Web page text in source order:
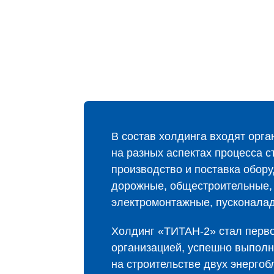
В состав холдинга входят
на разных аспектах процесса
производство и поставка
дорожные,
электромонтажные,
Холдинг «ТИТАН‑2» стал
организацией, успешно
на строительстве двух